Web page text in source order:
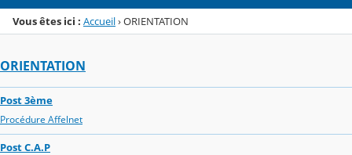
Vous êtes ici : Accueil›ORIENTATION
ORIENTATION
Post 3ème
Procédure Affelnet
Post C.A.P